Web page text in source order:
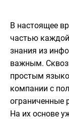
В настоящее
частью
знания из
важным.
простым
компании с
ограниченные
На их основе